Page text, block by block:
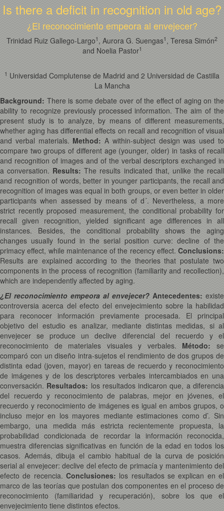
Is there a deficit in recognition in old age?
¿El reconocimiento empeora al envejecer?
Trinidad Ruiz Gallego-Largo1 , Aurora G. Suengas1 , Teresa Simón2
and Noelia Pastor1
1 Universidad Complutense de Madrid and 2 Universidad de Castilla
La Mancha
Background: There is some debate over of the effect of aging on the
ability to recognize previously processed information. The aim of the
present study is to analyze, by means of different measurements,
whether aging has differential effects on recall and recognition of visual
and verbal materials.Method:A within-subject design was used to
compare two groups of different age (younger, older) in tasks of recall
and recognition of images and of the verbal descriptors exchanged in
a conversation. Results:The results indicated that, unlike the recall
and recognition of words, better in younger participants, the recall and
recognition of images was equal in both groups, or even better in older
participants when assessed by means of d´. Nevertheless, a more
strict recently proposed measurement, the conditional probability for
recall given recognition, yielded significant age differences in all
instances. Besides, the conditional probability shows the aging
changes usually found in the serial position curve: decline of the
primacy effect, while maintenance of the recency effect. Conclusions:
Results are explained according to the theories that postulate two
components in the process of recognition (familiarity and recollection),
which are independently affected by aging.
¿El reconocimiento empeora al envejecer? Antecedentes: existe
controversia acerca del efecto del envejecimiento sobre la habilidad
para reconocer información previamente procesada. El principal
objetivo del estudio es analizar, mediante distintas medidas, si al
envejecer se produce un declive diferencial del recuerdo y el
reconocimiento de materiales visuales y verbales.Método:se
comparó con un diseño intra-sujetos el rendimiento de dos grupos de
distinta edad (joven, mayor) en tareas de recuerdo y reconocimiento
de imágenes y de los descriptores verbales intercambiados en una
conversación. Resultados: los resultados indicaron que, a diferencia
del recuerdo y reconocimiento de palabras, mejor en jóvenes, el
recuerdo y reconocimiento de imágenes es igual en ambos grupos, o
incluso mejor en los mayores mediante estimaciones como d’. Sin
embargo, una medida más estricta recientemente propuesta, la
probabilidad condicionada de recordar la información reconocida,
muestra diferencias significativas en función de la edad en todos los
casos. Además, dibuja el cambio habitual de la curva de posición
serial al envejecer: declive del efecto de primacía y mantenimiento del
efecto de recencia. Conclusiones: los resultados se explican en el
marco de las teorías que postulan dos componentes en el proceso de
reconocimiento (familiaridad y recuperación), sobre los que el
envejecimiento tiene distintos efectos.